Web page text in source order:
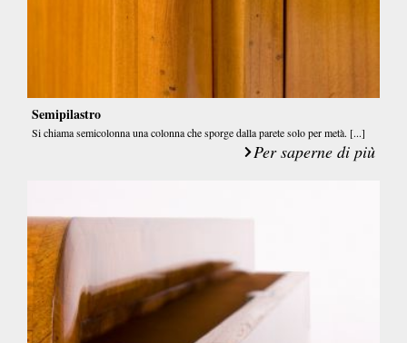
Semipilastro
Si chiama semicolonna una colonna che sporge dalla parete solo per metà. [...]
Per saperne di più